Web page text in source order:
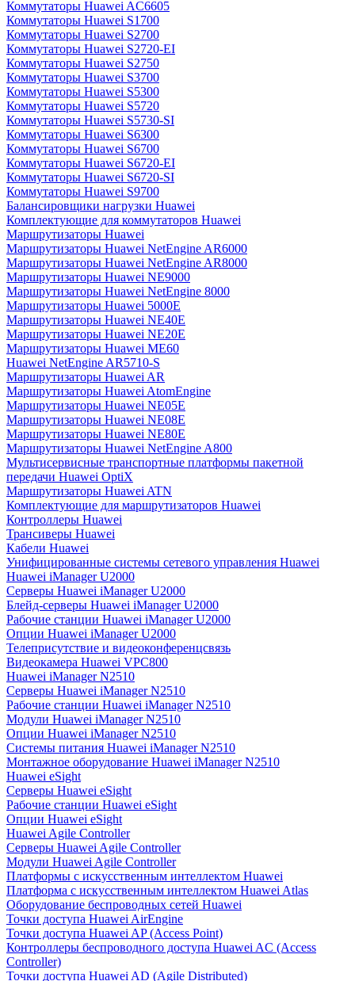
Коммутаторы Huawei AC6605
Коммутаторы Huawei S1700
Коммутаторы Huawei S2700
Коммутаторы Huawei S2720-EI
Коммутаторы Huawei S2750
Коммутаторы Huawei S3700
Коммутаторы Huawei S5300
Коммутаторы Huawei S5720
Коммутаторы Huawei S5730-SI
Коммутаторы Huawei S6300
Коммутаторы Huawei S6700
Коммутаторы Huawei S6720-EI
Коммутаторы Huawei S6720-SI
Коммутаторы Huawei S9700
Балансировщики нагрузки Huawei
Комплектующие для коммутаторов Huawei
Маршрутизаторы Huawei
Маршрутизаторы Huawei NetEngine AR6000
Маршрутизаторы Huawei NetEngine AR8000
Маршрутизаторы Huawei NE9000
Маршрутизаторы Huawei NetEngine 8000
Маршрутизаторы Huawei 5000E
Маршрутизаторы Huawei NE40E
Маршрутизаторы Huawei NE20E
Маршрутизаторы Huawei ME60
Huawei NetEngine AR5710-S
Маршрутизаторы Huawei AR
Маршрутизаторы Huawei AtomEngine
Маршрутизаторы Huawei NE05E
Маршрутизаторы Huawei NE08E
Маршрутизаторы Huawei NE80E
Маршрутизаторы Huawei NetEngine A800
Мультисервисные транспортные платформы пакетной
передачи Huawei OptiX
Маршрутизаторы Huawei ATN
Комплектующие для маршрутизаторов Huawei
Контроллеры Huawei
Трансиверы Huawei
Кабели Huawei
Унифицированные системы сетевого управления Huawei
Huawei iManager U2000
Серверы Huawei iManager U2000
Блейд-серверы Huawei iManager U2000
Рабочие станции Huawei iManager U2000
Опции Huawei iManager U2000
Телеприсутствие и видеоконференцсвязь
Видеокамера Huawei VPC800
Huawei iManager N2510
Серверы Huawei iManager N2510
Рабочие станции Huawei iManager N2510
Модули Huawei iManager N2510
Опции Huawei iManager N2510
Системы питания Huawei iManager N2510
Монтажное оборудование Huawei iManager N2510
Huawei eSight
Серверы Huawei eSight
Рабочие станции Huawei eSight
Опции Huawei eSight
Huawei Agile Controller
Серверы Huawei Agile Controller
Модули Huawei Agile Controller
Платформы с искусственным интеллектом Huawei
Платформа с искусственным интеллектом Huawei Atlas
Оборудование беспроводных сетей Huawei
Точки доступа Huawei AirEngine
Точки доступа Huawei AP (Access Point)
Контроллеры беспроводного доступа Huawei AC (Access
Controller)
Точки доступа Huawei AD (Agile Distributed)